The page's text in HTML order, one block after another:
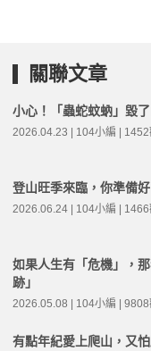
關聯文章
小心！「蟲蛇蚊蚋」毀
2026.04.23 | 104小編 |
登山旺季來臨，你準備好
2026.06.24 | 104小編 |
如果人生有「危機」，
跡」
2026.05.08 | 104小編 |
有點年紀愛上爬山，又